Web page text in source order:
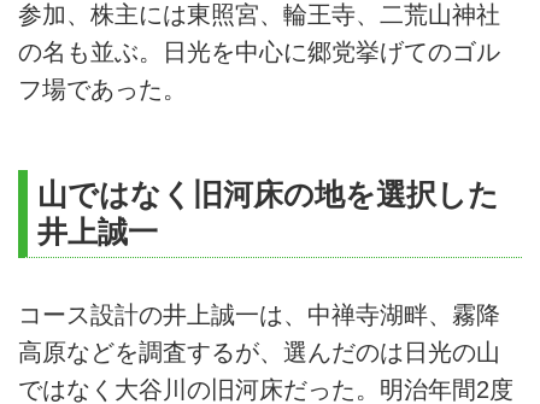
参加、株主には東照宮、輪王寺、二荒山神社
の名も並ぶ。日光を中心に郷党挙げてのゴル
フ場であった。
山ではなく旧河床の地を選択した
井上誠一
コース設計の井上誠一は、中禅寺湖畔、霧降
高原などを調査するが、選んだのは日光の山
ではなく大谷川の旧河床だった。明治年間2度